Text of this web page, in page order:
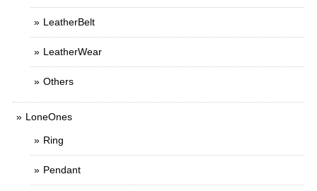
LeatherBelt
LeatherWear
Others
LoneOnes
Ring
Pendant